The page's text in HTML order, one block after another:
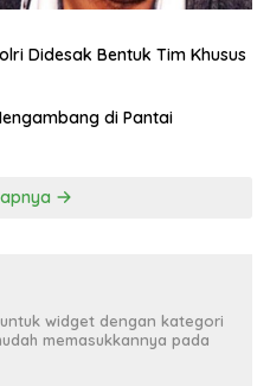
Didesak Bentuk Tim Khusus
di Pantai
widget dengan kategori
memasukkannya pada